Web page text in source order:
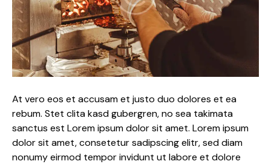
At vero eos et accusam et justo duo dolores et ea
rebum. Stet clita kasd gubergren, no sea takimata
sanctus est Lorem ipsum dolor sit amet. Lorem ipsum
dolor sit amet, consetetur sadipscing elitr, sed diam
nonumy eirmod tempor invidunt ut labore et dolore